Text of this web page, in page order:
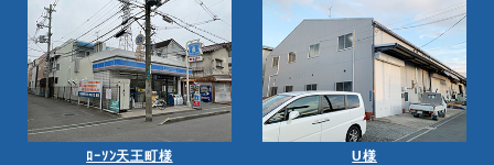
ﾛｰｿﾝ天王町様 U様